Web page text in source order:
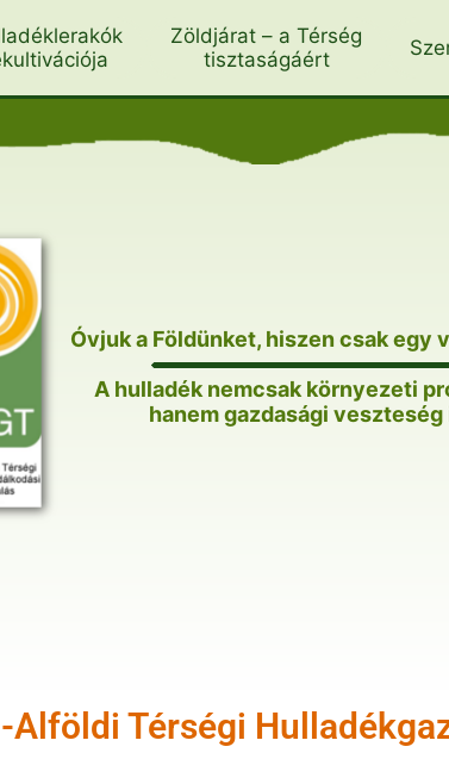
Zöldjárat – a Térség
tisztaságáért
Óvjuk a Földünket, hiszen csak egy
A hulladék nemcsak környezeti
hanem gazdasági veszteség
Alföldi Térségi